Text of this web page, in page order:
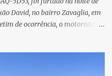
David, no bairro Zavaglia, em
de ocorrência, o motorista